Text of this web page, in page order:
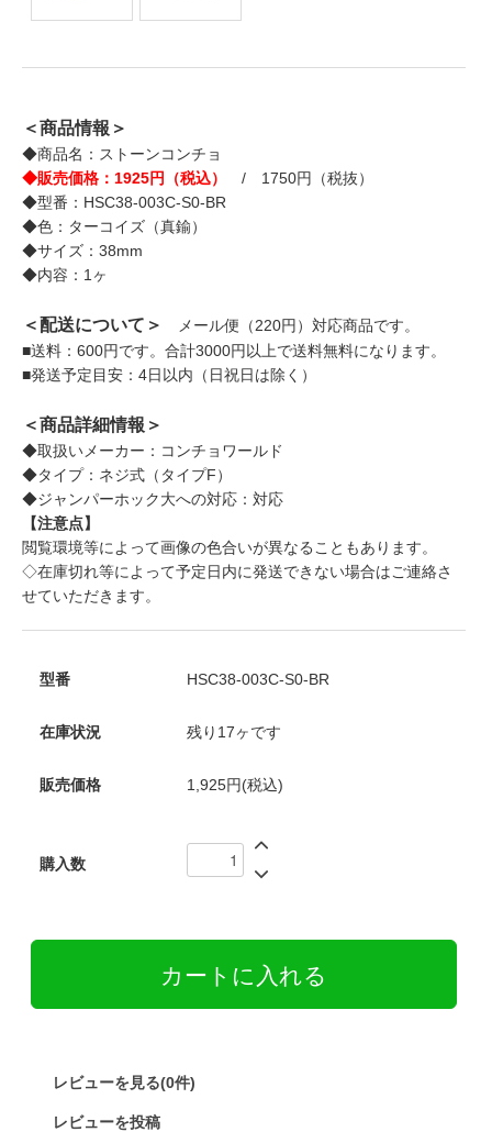
＜商品情報＞
◆商品名：ストーンコンチョ
◆販売価格：1925円（税込）
/ 1750円（税抜）
◆型番：HSC38-003C-S0-BR
◆色：ターコイズ（真鍮）
◆サイズ：38mm
◆内容：1ヶ
＜配送について＞
メール便（220円）対応商品です。
■送料：600円です。合計3000円以上で送料無料になります。
■発送予定目安：4日以内（日祝日は除く）
＜商品詳細情報＞
◆取扱いメーカー：コンチョワールド
◆タイプ：ネジ式（タイプF）
◆ジャンパーホック大への対応：対応
【注意点】
閲覧環境等によって画像の色合いが異なることもあります。
◇在庫切れ等によって予定日内に発送できない場合はご連絡さ
せていただきます。
型番 HSC38-003C-S0-BR
在庫状況 残り17ヶです
販売価格 1,925円(税込)
購入数
レビューを見る(0件)
レビューを投稿